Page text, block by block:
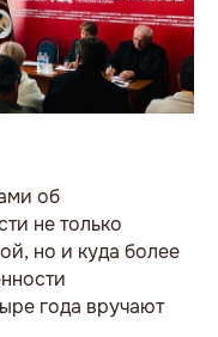
об
не только
но и куда более
года вручают